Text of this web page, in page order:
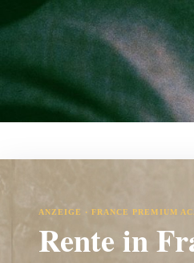
ANZEIGE · FRANCE PREMIUM
Rente in